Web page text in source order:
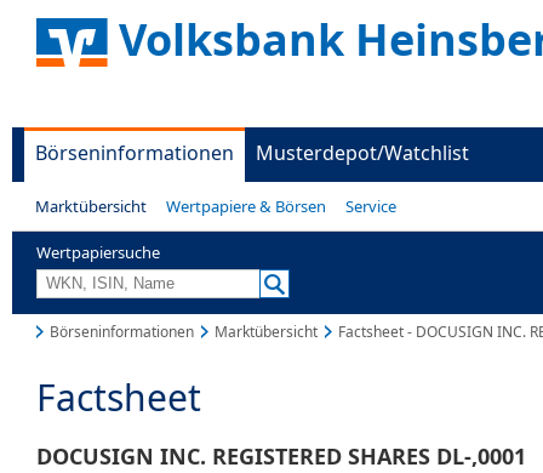
Volksbank
Börseninformationen Musterdepot/Watchlist
Marktübersicht Wertpapiere & Börsen Service
Wertpapiersuche
Börseninformationen Marktübersicht Factsheet - DOCUSIGN INC.
Factsheet
DOCUSIGN INC. REGISTERED SHARES DL-,0001